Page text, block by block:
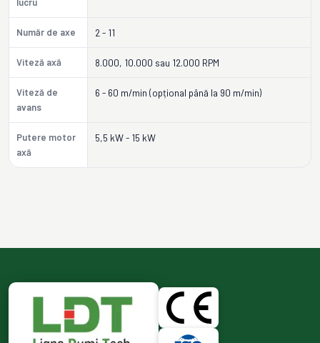
Număr de axe 2 - 11
Viteză axă 8.000, 10.000 sau 12.000 RPM
Viteză de
avans
6 - 60 m/min (opțional până la 90 m/min)
Putere motor
axă
5,5 kW - 15 kW